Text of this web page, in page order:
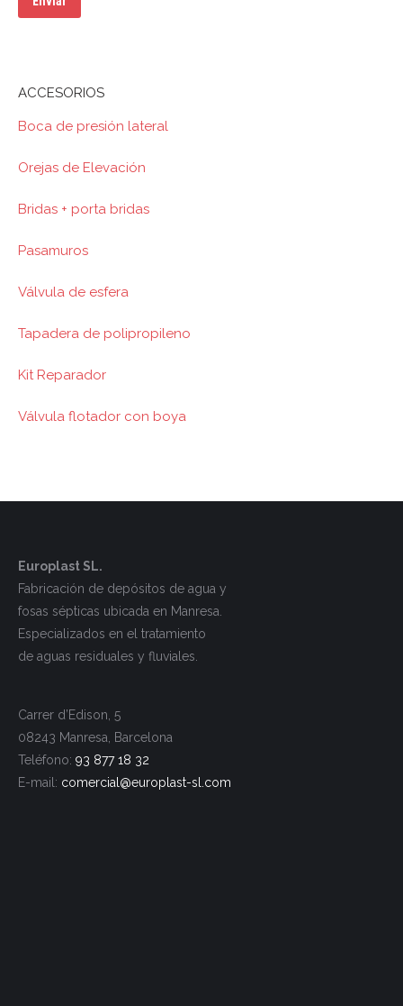
ACCESORIOS
Boca de presión lateral
Orejas de Elevación
Bridas + porta bridas
Pasamuros
Válvula de esfera
Tapadera de polipropileno
Kit Reparador
Válvula flotador con boya
Europlast SL.
Fabricación de depósitos de agua y
fosas sépticas ubicada en Manresa.
Especializados en el tratamiento
de aguas residuales y fluviales.
Carrer d’Edison, 5
08243 Manresa, Barcelona
Teléfono: 93 877 18 32
E-mail: comercial@europlast-sl.com